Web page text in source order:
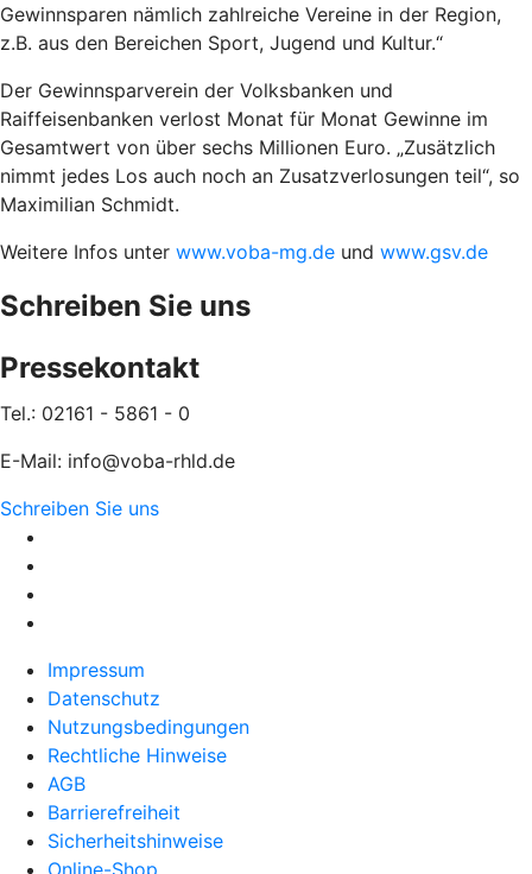
Gewinnsparen nämlich zahlreiche Vereine in der Region,
z.B. aus den Bereichen Sport, Jugend und Kultur.“
Der Gewinnsparverein der Volksbanken und
Raiffeisenbanken verlost Monat für Monat Gewinne im
Gesamtwert von über sechs Millionen Euro. „Zusätzlich
nimmt jedes Los auch noch an Zusatzverlosungen teil“, so
Maximilian Schmidt.
Weitere Infos unter www.voba-mg.de und www.gsv.de
Schreiben Sie uns
Pressekontakt
Tel.: 02161 - 5861 - 0
E-Mail: info@voba-rhld.de
Schreiben Sie uns
Impressum
Datenschutz
Nutzungsbedingungen
Rechtliche Hinweise
AGB
Barrierefreiheit
Sicherheitshinweise
Online-Shop